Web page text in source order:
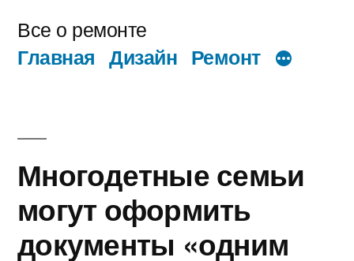
содержимому
Все о ремонте
Главная Дизайн Ремонт
Многодетные семьи
могут оформить
документы «одним